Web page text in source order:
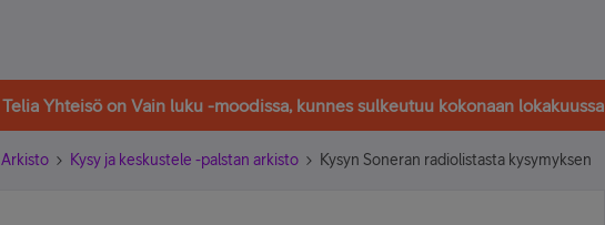
Telia Yhteisö on Vain luku -moodissa, kunnes sulkeutuu kokonaan lokakuussa
Arkisto Kysy ja keskustele -palstan arkisto Kysyn Soneran radiolistasta kysymyksen